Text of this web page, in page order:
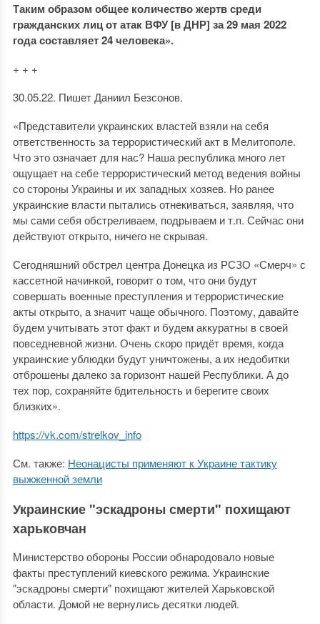
Таким образом общее количество жертв среди
гражданских лиц от атак ВФУ [в ДНР] за 29 мая 2022
года составляет 24 человека».
+ + +
30.05.22. Пишет Даниил Безсонов.
«Представители украинских властей взяли на себя
ответственность за террористический акт в Мелитополе.
Что это означает для нас? Наша республика много лет
ощущает на себе террористический метод ведения войны
со стороны Украины и их западных хозяев. Но ранее
украинские власти пытались отнекиваться, заявляя, что
мы сами себя обстреливаем, подрываем и т.п. Сейчас они
действуют открыто, ничего не скрывая.
Сегодняшний обстрел центра Донецка из РСЗО «Смерч» с
кассетной начинкой, говорит о том, что они будут
совершать военные преступления и террористические
акты открыто, а значит чаще обычного. Поэтому, давайте
будем учитывать этот факт и будем аккуратны в своей
повседневной жизни. Очень скоро придёт время, когда
украинские ублюдки будут уничтожены, а их недобитки
отброшены далеко за горизонт нашей Республики. А до
тех пор, сохраняйте бдительность и берегите своих
близких».
https://vk.com/strelkov_info
См. также: Неонацисты применяют к Украине тактику
выжженной земли
Украинские "эскадроны смерти" похищают
харьковчан
Министерство обороны России обнародовало новые
факты преступлений киевского режима. Украинские
"эскадроны смерти" похищают жителей Харьковской
области. Домой не вернулись десятки людей.